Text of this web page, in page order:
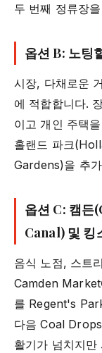
두 번째 정류장
옵션 B: 노팅
시장, 다채로운
에 적합합니다.
이고 개인 주택
홀랜드 파크
Gardens)을 추
옵션 C: 캠든
Canal) 및 킹
음식 노점, 스트
Camden
를 Regent's
다음 Coal
활기가 넘치지만